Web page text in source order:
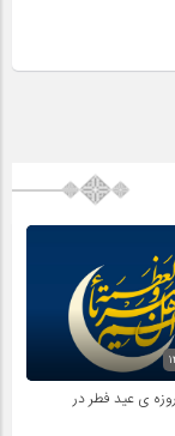
ی عید فطر در